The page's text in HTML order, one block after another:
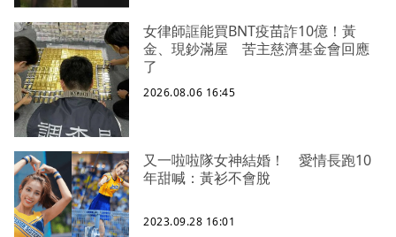
女律師誆能買BNT疫苗詐10億！黃
金、現鈔滿屋 苦主慈濟基金會回應
了
2026.08.06 16:45
又一啦啦隊女神結婚！ 愛情長跑10
年甜喊：黃衫不會脫
2023.09.28 16:01